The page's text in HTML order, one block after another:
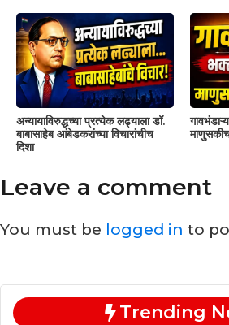
अन्यायाविरुद्धच्या प्रत्येक लढ्याला डॉ.
बाबासाहेब आंबेडकरांच्या विचारांचीच
दिशा
Leave a comment
You must be logged in to
Trending